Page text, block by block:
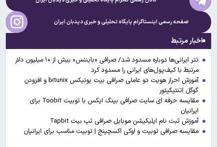
صفحه رسمی اینستاگرام پایگاه تحلیلی و خبریدیدبان ایران
اخبار مرتبط
تتر ایرانی‌ها دوباره مسدود شد/ صرافی «بایننس» بیش از ۱۰ میلیون دلار
مرتبط با کیف‌پول‌های ایرانی را مسدود کرد
آموزش احراز هویت دو عاملی صرافی بیت یونیکس bitunix و افزودن
گوگل اتنتیکیتور
مقایسه حرفه ای سایت صرافی بینگ ایکس با توبیت Toobit برای
ایرانیان
آموزش ثبت‌ نام اپلیکیشن موبایل صرافی تپ بیت Tapbit
مقایسه صرافی توبیت و اوکی اکسچینج | توبیت مناسب برای ایرانیان